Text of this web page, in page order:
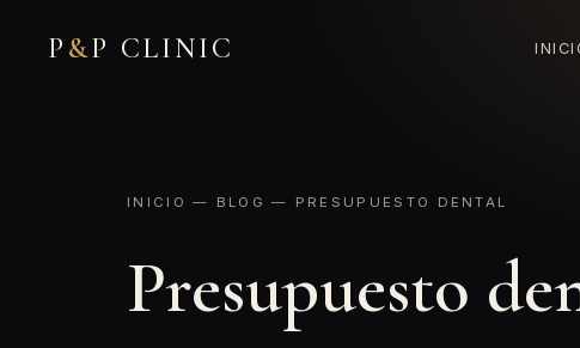
P &P CLINIC
INICIO — BLOG — PRESUPUESTO DENTAL
Presupuesto